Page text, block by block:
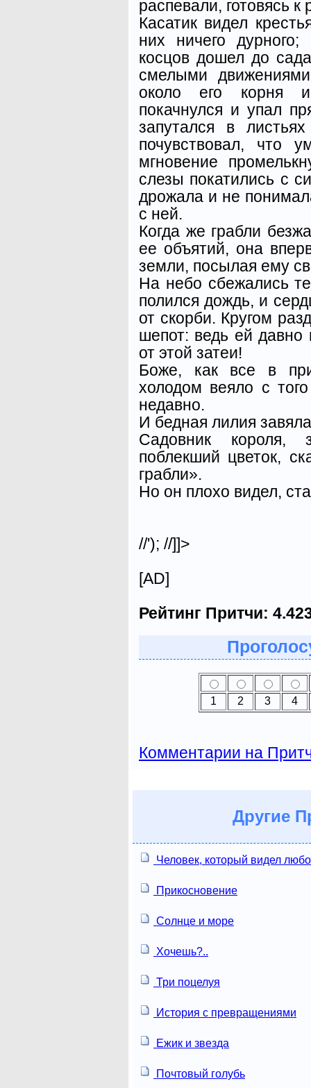
распевали, готовясь к
Касатик видел
них ничего
косцов дошел до
смелыми
около его корня
покачнулся и упал
запутался в
почувствовал, что
мгновение
слезы покатились с
дрожала и не
с ней.
Когда же грабли
ее объятий, она
земли, посылая ему
На небо сбежались
полился дождь, и
от скорби. Кругом
шепот: ведь ей давно
от этой затеи!
Боже, как все в
холодом веяло с
недавно.
И бедная лилия
Садовник короля,
поблекший цветок,
грабли».
Но он плохо видел,
//'); //]]>
[AD]
Рейтинг Притчи:
1 2 3 4
Комментарии на
Другие
Человек, который видел
Прикосновение
Солнце и море
Хочешь?..
Три поцелуя
История с превращениями
Ежик и звезда
Почтовый голубь